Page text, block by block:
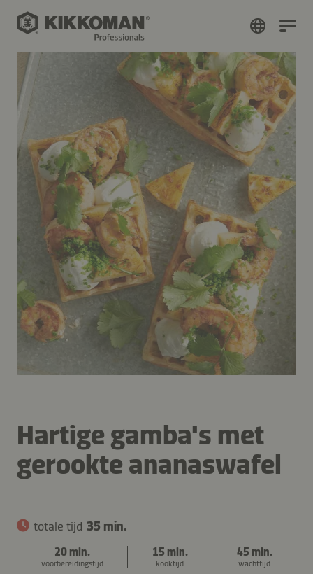
Hartige gamba's met
gerookte ananaswafel
totale tijd 35 min.
20 min.
voorbereidingstijd
15 min.
kooktijd
45 min.
wachttijd